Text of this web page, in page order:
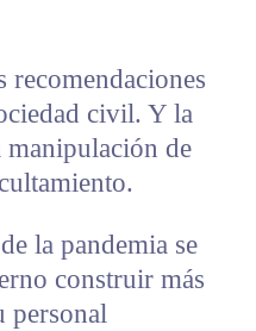
recomendaciones
civil. Y la
manipulación de
la pandemia se
construir más
personal